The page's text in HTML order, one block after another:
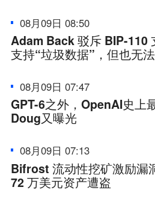
08月09日 08:50
Adam Back 驳斥 BIP-110
支持“垃圾数据”，但也无
08月09日 07:47
GPT-6之外，OpenAI史上
Doug又曝光
08月09日 07:13
Bifrost 流动性挖矿激励漏
72 万美元资产遭盗